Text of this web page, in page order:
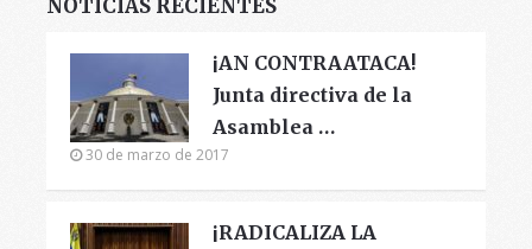
NOTICIAS RECIENTES
¡AN CONTRAATACA!
Junta directiva de la
Asamblea …
30 de marzo de 2017
¡RADICALIZA LA